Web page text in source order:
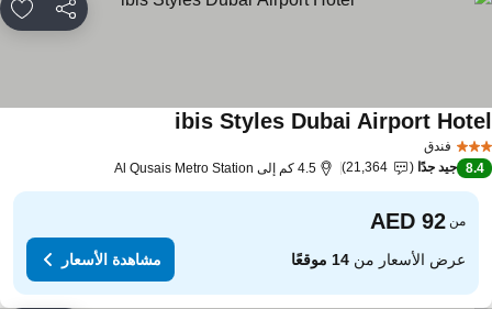
مشاركة
فندق
ibis Styles Dubai Airport
8.4 جيد جدًا 21,364 4.5 كم إلى Al Qusais Metro Station
من
عرض الأسعار من14 موقعًا مشاهدة الأسعار